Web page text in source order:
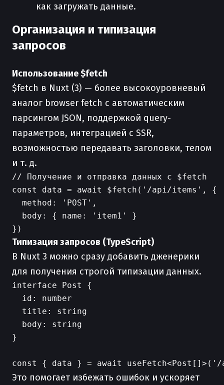
как загружать данные.
Организация и типизация
запросов
Использование $fetch
$fetch в Nuxt (3) — более высокоуровневый
аналог browser fetch с автоматическим
парсингом JSON, поддержкой query-
параметров, интеграцией с SSR,
возможностью передавать заголовки, телом
и т. д.
// Получение и отправка данных с $fetch
const data = await $fetch('/api/items', {
  method: 'POST',
  body: { name: 'item1' }
Типизация запросов (TypeScript)
В Nuxt 3 можно сразу добавить дженерики
для получения строгой типизации данных.
interface Post {
  id: number
  title: string
  body: string
}
Это помогает избежать ошибок и ускоряет